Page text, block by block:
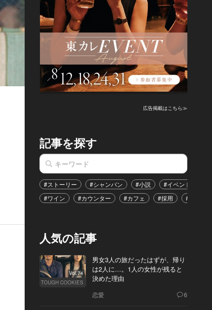
広告掲載はこちら≫
記事を探す
#ストーリー #シャンパン #小説 #イベント
#ワイン
#カウンター #カフェ #採用 #恋愛
人気の記事
Vol.74
TOUGH COOKIES
男女3人の旅だったはずが、帰り
は2人に…。1人の女性が残ると
決めた理由
恋愛 6